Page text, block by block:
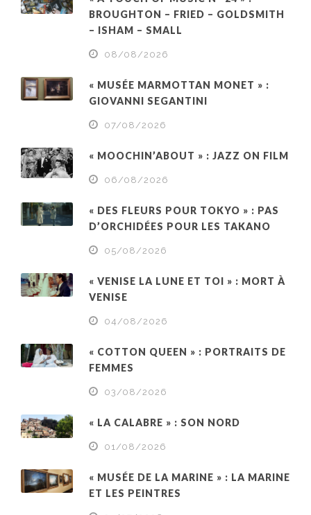
BROUGHTON – FRIED – GOLDSMITH
– ISHAM – SMALL
08/08/2026
« MUSÉE MARMOTTAN MONET » :
GIOVANNI SEGANTINI
07/08/2026
« MOOCHIN’ABOUT » : JAZZ ON FILM
06/08/2026
« DES FLEURS POUR TOKYO » : PAS
D’ORCHIDÉES POUR LES TAKANO
05/08/2026
« VENISE LA LUNE ET TOI » : MORT À
VENISE
04/08/2026
« COTTON QUEEN » : PORTRAITS DE
FEMMES
03/08/2026
« LA CALABRE » : SON NORD
01/08/2026
« MUSÉE DE LA MARINE » : LA MARINE
ET LES PEINTRES